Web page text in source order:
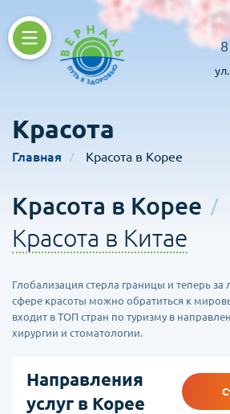
8
Красота
Главная Красота в Корее
Красота в Корее
Красота в Китае
Глобализация стерла границы и теперь за
сфере красоты можно обратиться к
входит в ТОП стран по туризму в
хирургии и стоматологии.
Направления
услуг в Корее